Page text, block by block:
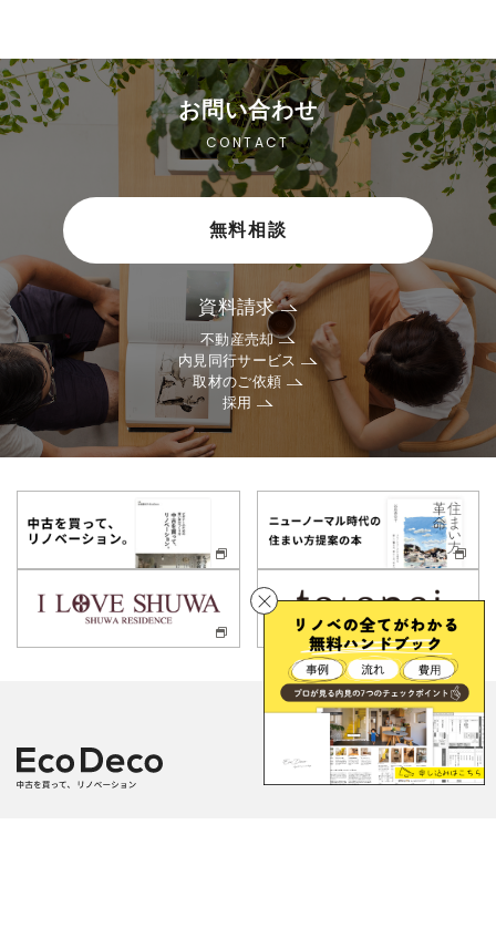
お問い合わせ
CONTACT
無料相談
資料請求
不動産売却
内見同行サービス
取材のご依頼
採用